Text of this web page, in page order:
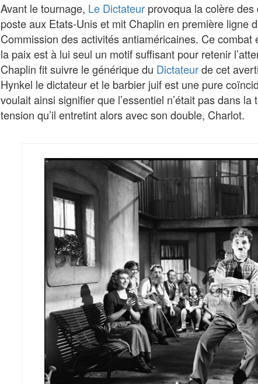
Avant le tournage, Le Dictateur provoqua la colère
poste aux Etats-Unis et mit Chaplin en première ligne
Commission des activités antiaméricaines. Ce combat
la paix est à lui seul un motif suffisant pour retenir
Chaplin fit suivre le générique du Dictateurde cet
Hynkel le dictateur et le barbier juif est une pure
voulait ainsi signifier que l’essentiel n’était pas dans
tension qu’il entretint alors avec son double, Charlot.